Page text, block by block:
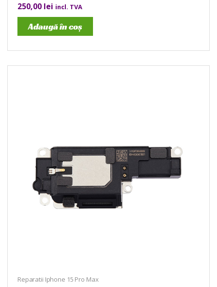
250,00 lei incl. TVA
Adaugă în coș
Reparatii Iphone 15 Pro Max